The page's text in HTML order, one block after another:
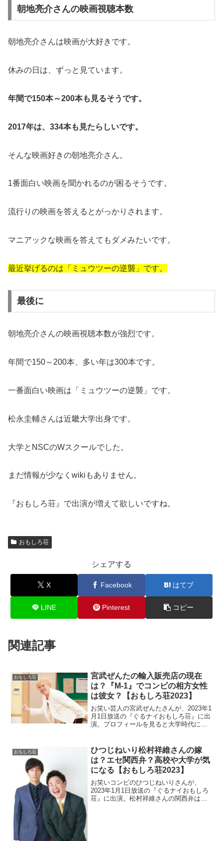
朝地亮介さんの映画視聴本数
朝地亮介さんは映画が大好きです。
休みの日は、ずっと見ています。
年間で150本～200本も見るそうです。
2017年は、334本も見たらしいです。
そんな映画好きの朝地亮介さん。
1番面白い映画を聞かれるのが困るそうです。
流行りの映画を答えるとがっかりされます。
マニアックな映画を答えてもダメみたいです。
最近挙げるのは「ミュウツーの逆襲」です。
最後に
朝地亮介さんの映画視聴本数が強烈です。
年間で150～200本、多い年は300本です。
一番面白い映画は「ミュウツーの逆襲」です。
松永圭輔さんは近畿大学出身です。
大学とNSCのWスクールでした。
まだ情報が少なくwikiもありません。
『おもしろ荘』で出演が増えて欲しいですね。
おもしろ荘
シェアする
X Facebook はてブ
LINE Pinterest コピー
関連記事
おもしろ荘
宮武ぜんたの輸入販売店の現在
は？『M-1』でコンビの相方女性
は彼女？【おもしろ荘2023】
お笑い芸人の宮武ぜんたさんが、2023年1
月1日放送の『ぐるナイおもしろ荘』に出
演。プロフィールを見ると大学時代に輸
おもしろ荘
ひつじねいり松村祥維さんの嫁
は？エセ関西弁？高校や大学が気
になる【おもしろ荘2023】
お笑いコンビのひつじねいりさんが、
2023年1月1日放送の『ぐるナイおもしろ
荘』に出演。松村祥維さんの関西弁はワ